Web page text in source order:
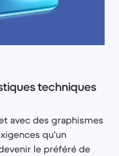
techniques
avec des graphismes
qu'un
le préféré de